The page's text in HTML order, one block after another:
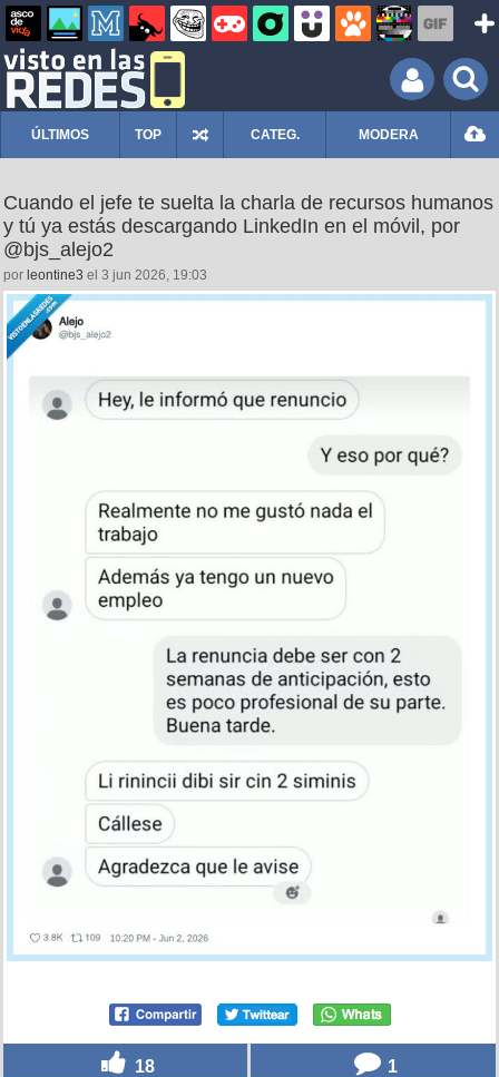
ÚLTIMOS TOP CATEG. MODERA
Cuando el jefe te suelta la charla de recursos humanos
y tú ya estás descargando LinkedIn en el móvil, por
@bjs_alejo2
por leontine3 el 3 jun 2026, 19:03
18 1